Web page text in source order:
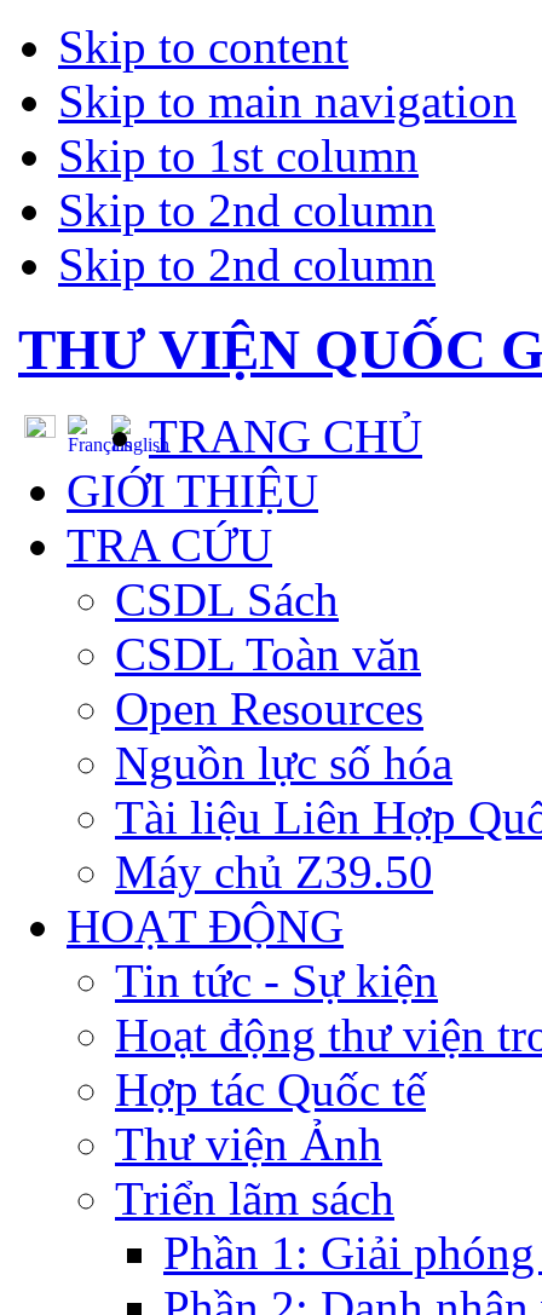
Skip to content
Skip to main navigation
Skip to 1st column
Skip to 2nd column
Skip to 2nd column
THƯ VIỆN QUỐC
TRANG CHỦ
GIỚI THIỆU
TRA CỨU
CSDL Sách
CSDL Toàn văn
Open Resources
Nguồn lực số hóa
Tài liệu Liên Hợp
Máy chủ Z39.50
HOẠT ĐỘNG
Tin tức - Sự kiện
Hoạt động thư viện
Hợp tác Quốc tế
Thư viện Ảnh
Triển lãm sách
Phần 1: Giải